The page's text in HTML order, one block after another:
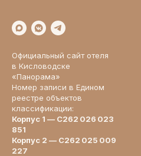
Официальный сайт отеля
в Кисловодске
«Панорама»
Номер записи в Едином
реестре объектов
классификации:
Корпус 1 — С262 026 023
851
Корпус 2 — С262 025 009
227